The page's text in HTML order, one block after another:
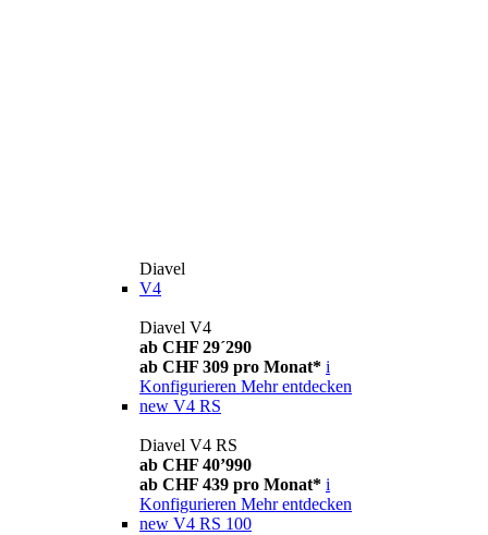
Diavel
V4
Diavel V4
ab CHF 29´290
ab CHF 309 pro Monat* i
Konfigurieren Mehr entdecken
new V4 RS
Diavel V4 RS
ab CHF 40’990
ab CHF 439 pro Monat* i
Konfigurieren Mehr entdecken
new V4 RS 100